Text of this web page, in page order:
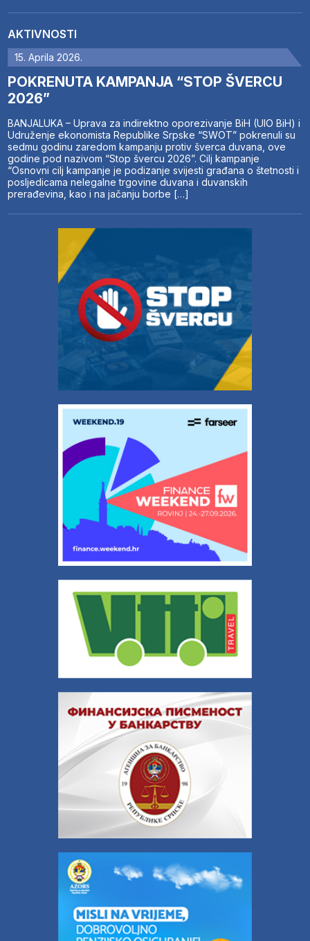
AKTIVNOSTI
15. Aprila 2026.
POKRENUTA KAMPANJA “STOP ŠVERCU
2026”
BANJALUKA – Uprava za indirektno oporezivanje BiH (UIO BiH) i
Udruženje ekonomista Republike Srpske “SWOT” pokrenuli su
sedmu godinu zaredom kampanju protiv šverca duvana, ove
godine pod nazivom “Stop švercu 2026”. Cilj kampanje
“Osnovni cilj kampanje je podizanje svijesti građana o štetnosti i
posljedicama nelegalne trgovine duvana i duvanskih
prerađevina, kao i na jačanju borbe […]